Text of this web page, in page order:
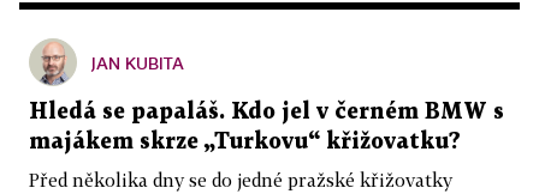
JAN KUBITA
Hledá se papaláš. Kdo jel v černém BMW s
majákem skrze „Turkovu“ křižovatku?
Před několika dny se do jedné pražské křižovatky